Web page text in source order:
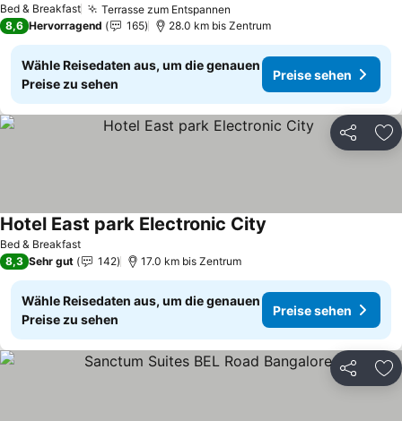
Bed & Breakfast Terrasse zum Entspannen
8,6 Hervorragend 165 28.0 km bis Zentrum
Wähle Reisedaten aus, um die genauen
Preise zu sehen
Preise sehen
Teilen
Bed & Breakfast
Hotel East park Electronic City
8,3 Sehr gut 142 17.0 km bis Zentrum
Wähle Reisedaten aus, um die genauen
Preise zu sehen
Preise sehen
Teilen